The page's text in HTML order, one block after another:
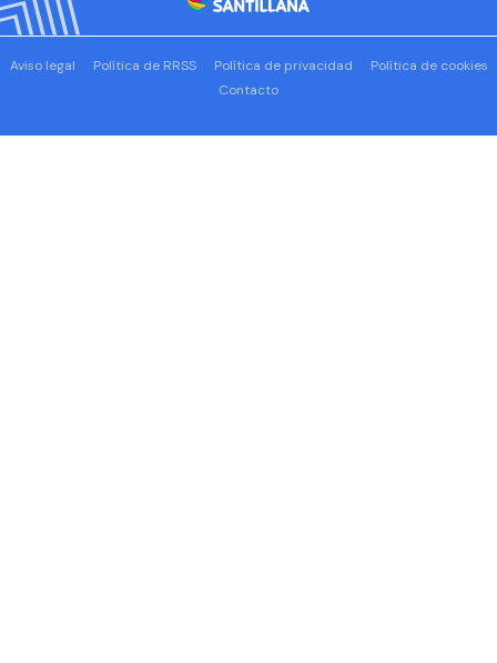
Aviso legal Política de RRSS Política de privacidad
Política de cookies
Contacto